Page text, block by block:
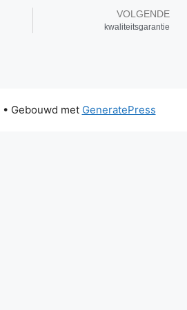
VOLGENDE
kwaliteitsgarantie
• Gebouwd met GeneratePress